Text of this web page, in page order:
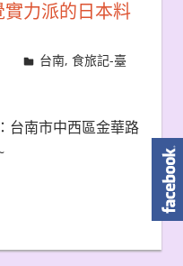
力派的日本料
台南,食旅記-臺
台南市中西區金華路